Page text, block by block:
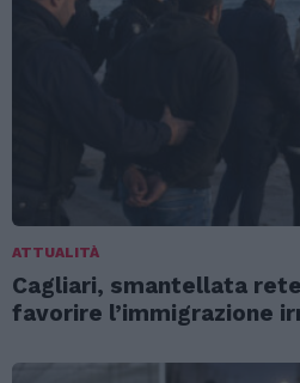
ATTUALITÀ
Cagliari, smantellata
favorire l’immigrazione